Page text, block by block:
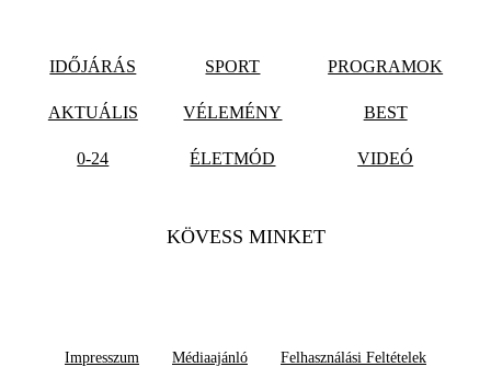
IDŐJÁRÁS SPORT PROGRAMOK
AKTUÁLIS VÉLEMÉNY BEST
0-24 ÉLETMÓD VIDEÓ
KÖVESS MINKET
Impresszum Médiaajánló Felhasználási Feltételek